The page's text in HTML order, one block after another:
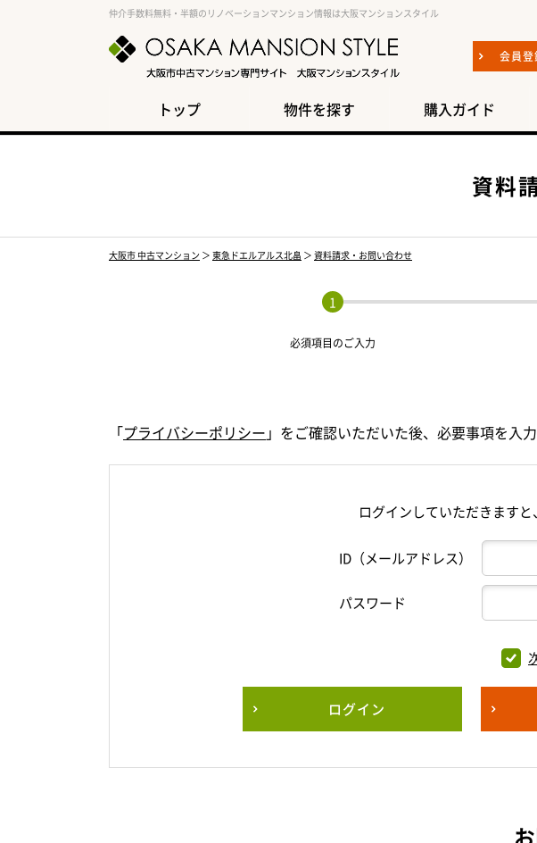
仲介手数料無料・半額のリノベーションマンション情報は大阪マンションスタイル
会員登
トップ 物件を探す 購入ガイド
資料
大阪市 中古マンション ＞ 東急ドエルアルス北畠 ＞ 資料請求・お問い合わせ
必須項目のご入力
「プライバシーポリシー 」をご確認いただいた後、必要事項を入
ログインしていただきます
ID（メールアドレス）
パスワード
ログイン